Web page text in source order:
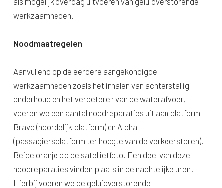
werkzaamheden.
Noodmaatregelen
Aanvullend op de eerdere aangekondigde
werkzaamheden zoals het inhalen van achterstallig
onderhoud en het verbeteren van de waterafvoer,
voeren we een aantal noodreparaties uit aan platform
Bravo (noordelijk platform) en Alpha
(passagiersplatform ter hoogte van de verkeerstoren).
Beide oranje op de satellietfoto. Een deel van deze
noodreparaties vinden plaats in de nachtelijke uren.
Hierbij voeren we de geluidverstorende